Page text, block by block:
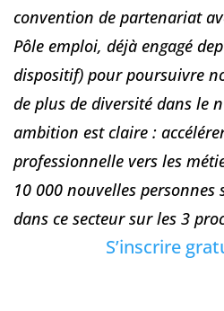
convention de partenariat
Pôle emploi, déjà engagé
dispositif) pour poursuivre
de plus de diversité dans le
ambition est claire :
professionnelle vers les
10 000 nouvelles personnes
dans ce secteur sur les 3
S’inscrire